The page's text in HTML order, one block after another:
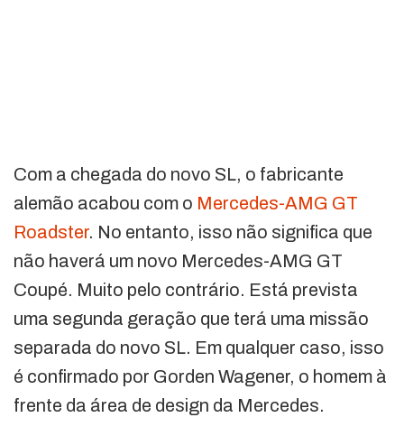
Com a chegada do novo SL, o fabricante
alemão acabou com o Mercedes-AMG GT
Roadster. No entanto, isso não significa que
não haverá um novo Mercedes-AMG GT
Coupé. Muito pelo contrário. Está prevista
uma segunda geração que terá uma missão
separada do novo SL. Em qualquer caso, isso
é confirmado por Gorden Wagener, o homem à
frente da área de design da Mercedes.